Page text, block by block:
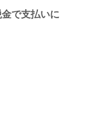
で支払いに